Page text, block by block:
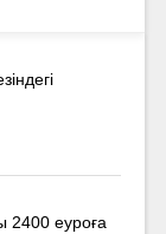
2400 еуроға